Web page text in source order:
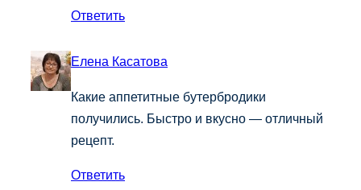
Ответить
Елена Касатова
Какие аппетитные бутербродики
получились. Быстро и вкусно — отличный
рецепт.
Ответить